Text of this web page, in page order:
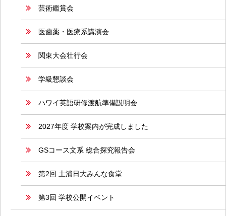
芸術鑑賞会
医歯薬・医療系講演会
関東大会壮行会
学級懇談会
ハワイ英語研修渡航準備説明会
2027年度 学校案内が完成しました
GSコース文系 総合探究報告会
第2回 土浦日大みんな食堂
第3回 学校公開イベント